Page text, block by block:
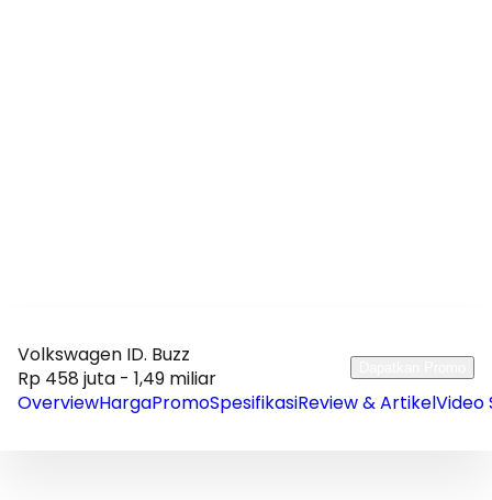
Volkswagen ID. Buzz
Rp 458 juta - 1,49 miliar
OverviewHargaPromoSpesifikasiReview & ArtikelVideo